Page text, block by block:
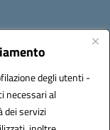
degli utenti -
necessari al
dei servizi